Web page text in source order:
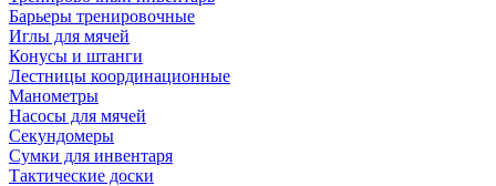
Барьеры тренировочные
Иглы для мячей
Конусы и штанги
Лестницы координационные
Манометры
Насосы для мячей
Секундомеры
Сумки для инвентаря
Тактические доски